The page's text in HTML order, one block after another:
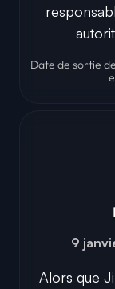
Date de sortie
9
Alors que